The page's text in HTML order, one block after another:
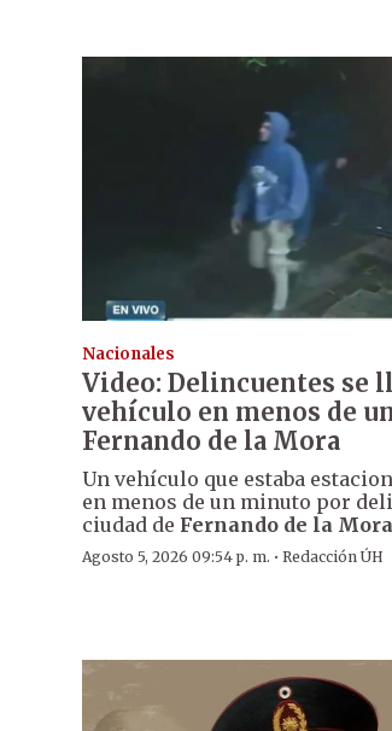
Nacionales
Video: Delincuentes se
vehículo en menos de
Fernando de la Mora
Un vehículo que estaba
en menos de un minuto por
ciudad de Fernando de la Mora
Agosto 5, 2026 09:54 p. m. · Redacción ÚH